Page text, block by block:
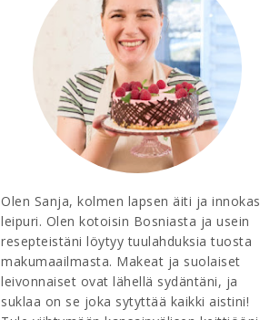
Olen Sanja, kolmen lapsen äiti ja innokas
leipuri. Olen kotoisin Bosniasta ja usein
resepteistäni löytyy tuulahduksia tuosta
makumaailmasta. Makeat ja suolaiset
leivonnaiset ovat lähellä sydäntäni, ja
suklaa on se joka sytyttää kaikki aistini!